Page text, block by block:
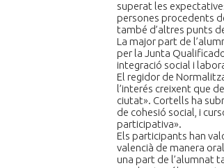
superat les
persones procedents
també d’altres punts
La major part de
per la Junta
integració social i
El regidor de
l’interés creixent que
ciutat». Cortells ha
de cohesió social, i
participativa».
Els participants han
valencià de manera
una part de l’alumnat